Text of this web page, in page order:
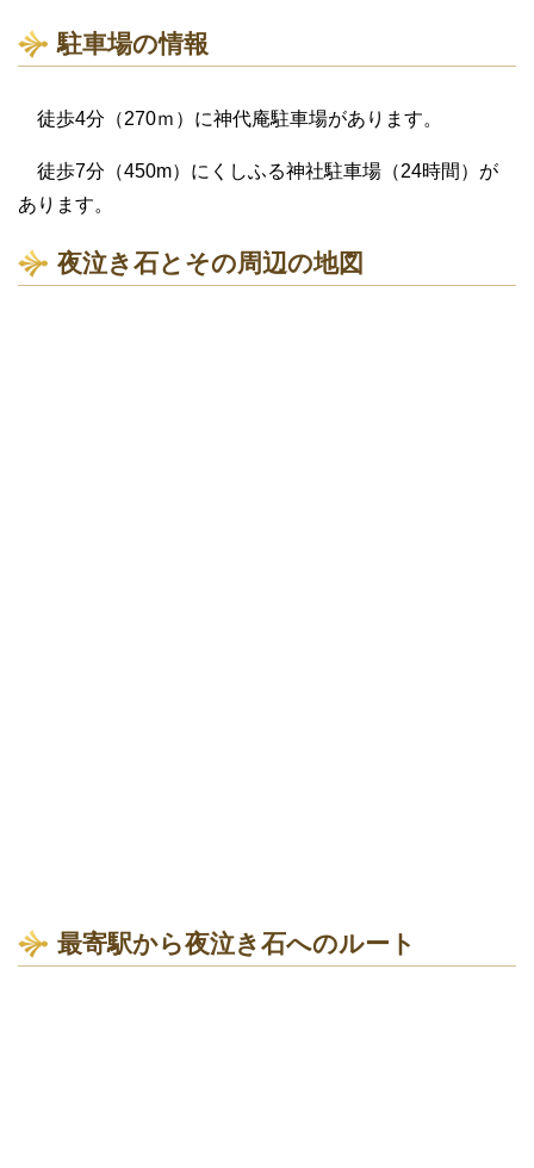
駐車場の情報
徒歩4分（270ｍ）に神代庵駐車場があります。
徒歩7分（450m）にくしふる神社駐車場（24時間）が
あります。
夜泣き石とその周辺の地図
最寄駅から夜泣き石へのルート